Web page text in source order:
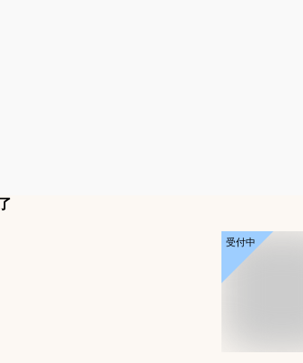
受付中